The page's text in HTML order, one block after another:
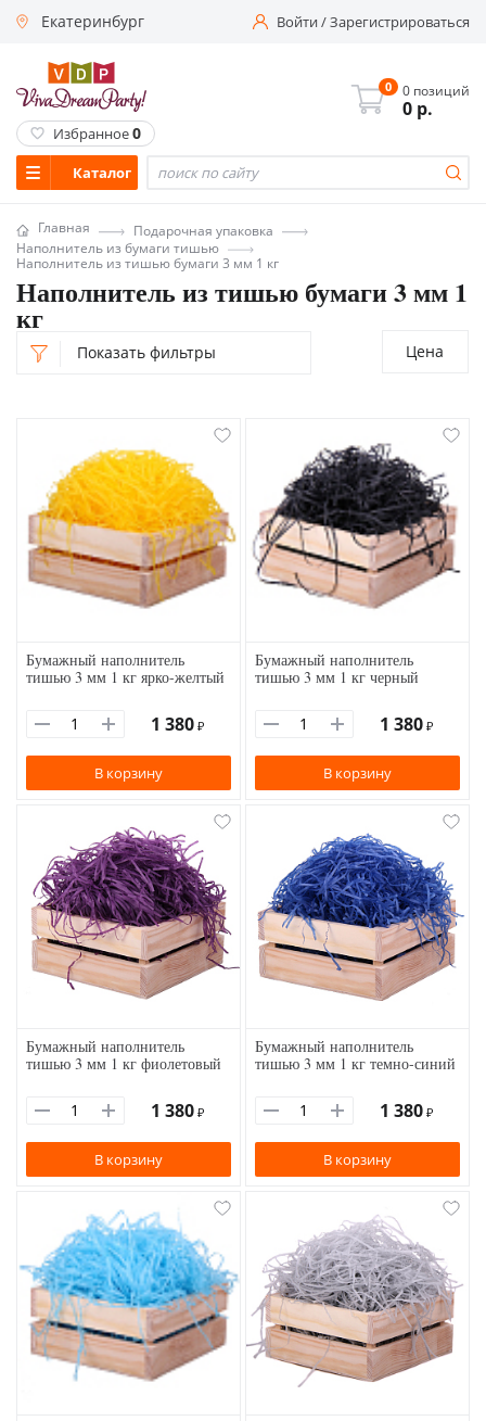
Екатеринбург Войти/Зарегистрироваться
Каталог
0 0 позиций
0 р.
Избранное0
Главная
Подарочная упаковка
Наполнитель из бумаги тишью
Наполнитель из тишью бумаги 3 мм 1 кг
Наполнитель из тишью бумаги 3 мм 1
кг
Показать фильтры Цена
Бумажный наполнитель
тишью 3 мм 1 кг ярко-желтый
1 380 ₽
В корзину
Бумажный наполнитель
тишью 3 мм 1 кг черный
1 380 ₽
В корзину
Бумажный наполнитель
тишью 3 мм 1 кг фиолетовый
1 380 ₽
В корзину
Бумажный наполнитель
тишью 3 мм 1 кг темно-синий
1 380 ₽
В корзину